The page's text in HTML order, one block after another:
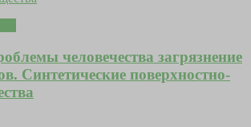
человечества загрязнение
Синтетические поверхностно-